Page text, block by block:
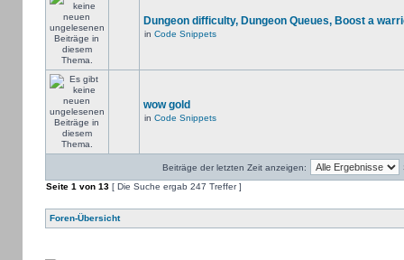
Dungeon difficulty, Dungeon Queues, Boost a
in Code Snippets
wow gold
in Code Snippets
Beiträge der letzten Zeit anzeigen:
Seite 1 von 13[ Die Suche ergab 247 Treffer ]
Foren-Übersicht